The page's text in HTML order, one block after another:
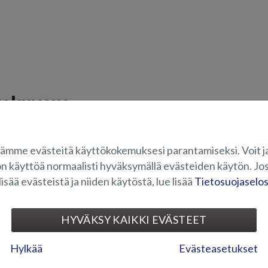
evästeitä käyttökokemuksesi parantamiseksi. Voit
käyttöä normaalisti hyväksymällä evästeiden käytön.
evästeistä ja niiden käytöstä, lue lisää
HYVÄKSY KAIKKI EVÄSTEET
Hylkää Evästeasetukset